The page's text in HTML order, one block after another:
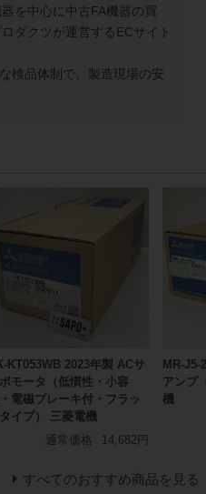
を中心に中古FA機器の買
ダクツが運営するECサイト
検品体制で、製造現場の安
KT053WB 2023年製 ACサ
モータ（低慣性・小容
電磁ブレーキ付・フラッ
タイプ） 三菱電機
通常価格
14,682円
MR-J5-
アンプ
機
すべてのおすすめ商品を見る